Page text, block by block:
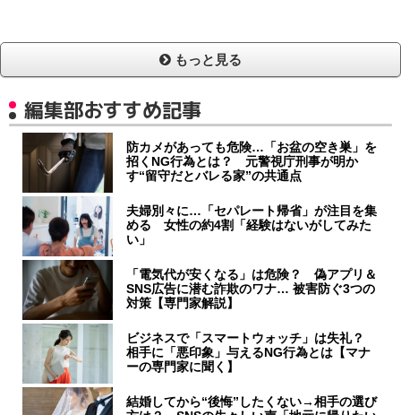
もっと見る
編集部おすすめ記事
防カメがあっても危険…「お盆の空き巣」を
招くNG行為とは？ 元警視庁刑事が明か
す“留守だとバレる家”の共通点
夫婦別々に…「セパレート帰省」が注目を集
める 女性の約4割「経験はないがしてみた
い」
「電気代が安くなる」は危険？ 偽アプリ＆
SNS広告に潜む詐欺のワナ… 被害防ぐ3つの
対策【専門家解説】
ビジネスで「スマートウォッチ」は失礼？
相手に「悪印象」与えるNG行為とは【マナ
ーの専門家に聞く】
結婚してから“後悔”したくない→相手の選び